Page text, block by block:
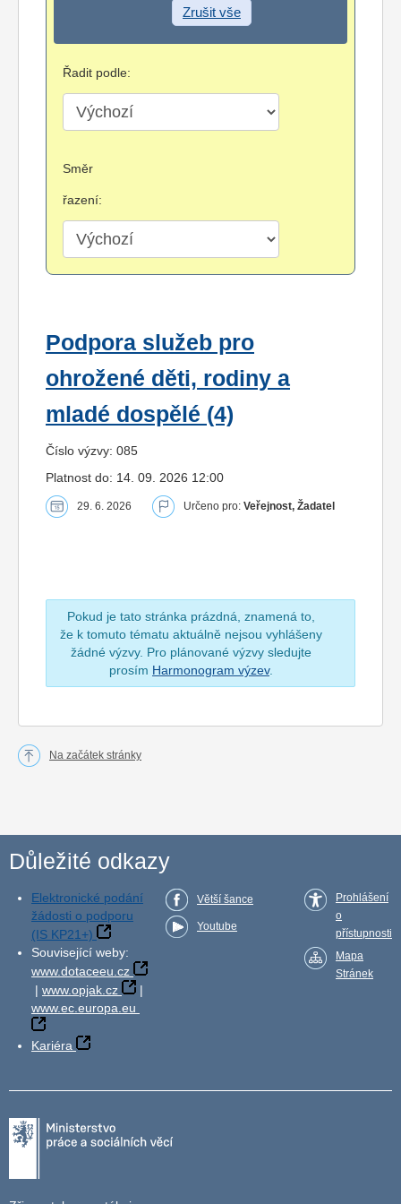
Zrušit vše
Řadit podle:
Směr
řazení:
Podpora služeb pro
ohrožené děti, rodiny a
mladé dospělé (4)
Číslo výzvy: 085
Platnost do: 14. 09. 2026 12:00
29. 6. 2026 Určeno pro: Veřejnost, Žadatel
Pokud je tato stránka prázdná, znamená to,
že k tomuto tématu aktuálně nejsou vyhlášeny
žádné výzvy. Pro plánované výzvy sledujte
prosím Harmonogram výzev.
Na začátek stránky
Důležité odkazy
Elektronické podání
žádosti o podporu
(IS KP21+)
Související weby:
www.dotaceeu.cz
| www.opjak.cz
|
www.ec.europa.eu
Kariéra
Větší šance
Youtube
Prohlášení
o
přístupnosti
Mapa
Stránek